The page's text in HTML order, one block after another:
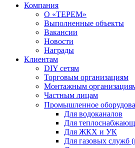
Компания
О «ТЕРЕМ»
Выполненные объекты
Вакансии
Новости
Награды
Клиентам
DIY сетям
Торговым организациям
Монтажным
Частным лицам
Промышленное
Для водоканалов
Для
Для ЖКХ и УК
Для газовых служб